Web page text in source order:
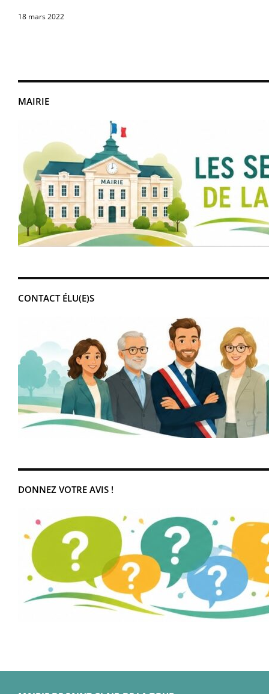
MAIRIE
CONTACT ÉLU(E)S
DONNEZ VOTRE AVIS !
18 mars 2022